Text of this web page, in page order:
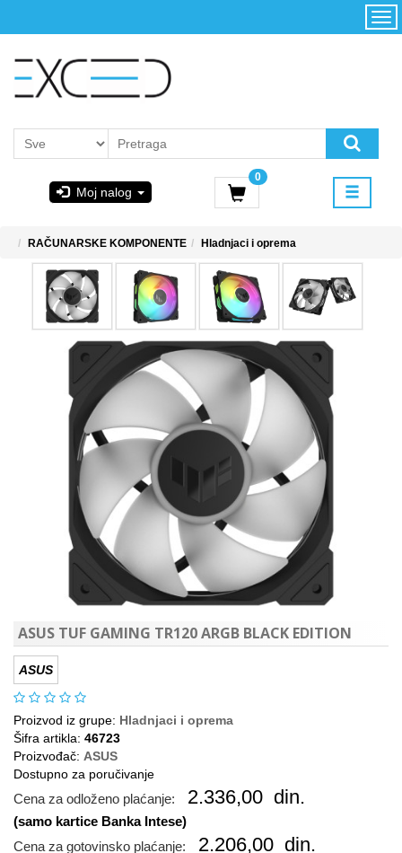
Moj nalog
0
Početna
korišćenja i
& STEAM
PoweredByAsus
MICROSOFT
RAČUNARSKE KOMPONENTE Hladnjaci i oprema
ASUS TUF GAMING TR120 ARGB BLACK EDITION
ASUS
Proizvod iz grupe: Hladnjaci i oprema
Šifra artikla: 46723
Proizvođač: ASUS
Dostupno za poručivanje
Cena za odloženo plaćanje: 2.336,00 din.
(samo kartice Banka Intese)
Cena za gotovinsko plaćanje:
2.206,00 din.